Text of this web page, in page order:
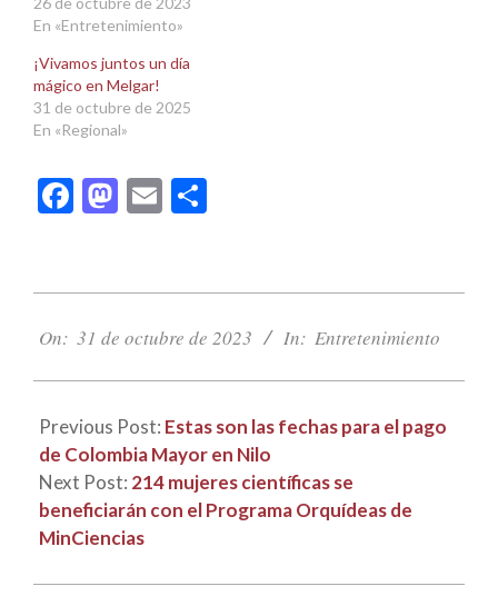
En «Entretenimiento»
¡Vivamos juntos un día
mágico en Melgar!
31 de octubre de 2025
En «Regional»
Facebook
Mastodon
Email
10-
On: 31 de octubre de 2023 In: Entretenimiento
Previous Post: Estas son las fechas para el pago
de Colombia Mayor en Nilo
Next Post: 214 mujeres científicas se
beneficiarán con el Programa Orquídeas de
MinCiencias